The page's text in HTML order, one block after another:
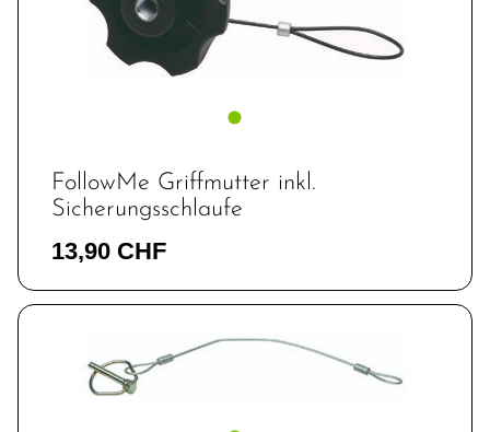
FollowMe Griffmutter inkl.
Sicherungsschlaufe
13,90 CHF